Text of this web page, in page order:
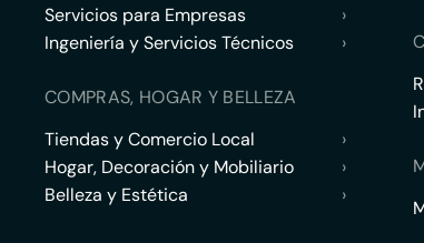
Servicios para Empresas
›
Ingeniería y Servicios Técnicos
›
COMPRAS, HOGAR Y BELLEZA
Tiendas y Comercio Local
›
Hogar, Decoración y Mobiliario
›
Belleza y Estética
›